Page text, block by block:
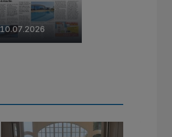
10.07.2026
Impressionen der Villa Bayer